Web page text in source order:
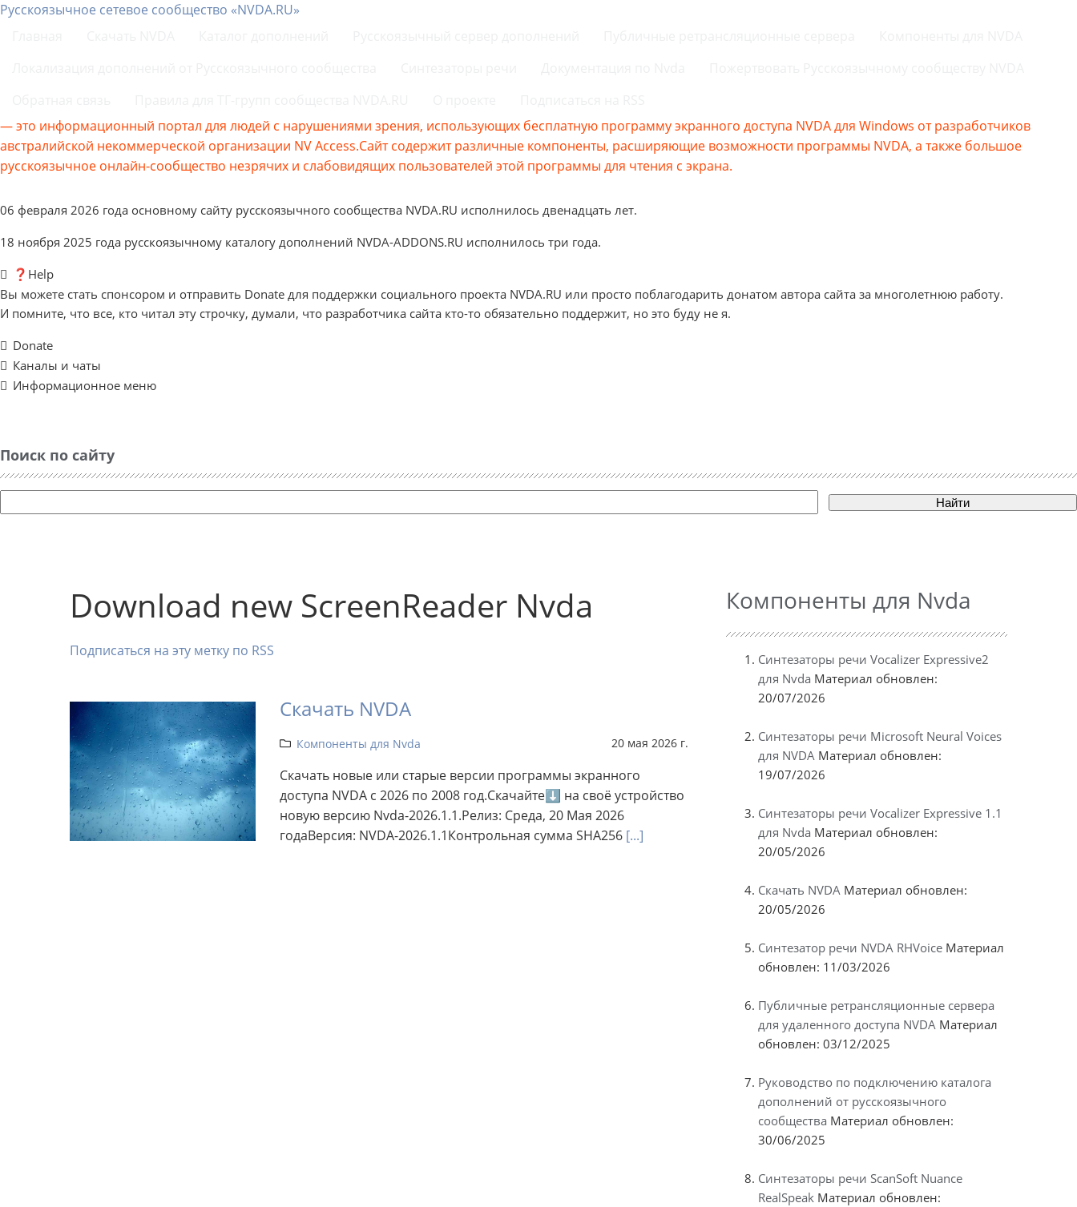
Русскоязычное сетевое сообщество «NVDA.RU»
— это информационный портал для людей с нарушениями зрения, использующих бесплатную программу экранного доступа NVDA для Windows от разработчиков
австралийской некоммерческой организации NV Access.Сайт содержит различные компоненты, расширяющие возможности программы NVDA, а также большое
русскоязычное онлайн-сообщество незрячих и слабовидящих пользователей этой программы для чтения с экрана.
06 февраля 2026 года основному сайту русскоязычного сообщества NVDA.RU исполнилось двенадцать лет.
18 ноября 2025 года русскоязычному каталогу дополнений NVDA-ADDONS.RU исполнилось три года.
❓Help
Вы можете стать спонсором и отправить Donate для поддержки социального проекта NVDA.RU или просто поблагодарить донатом автора сайта за многолетнюю работу.
И помните, что все, кто читал эту строчку, думали, что разработчика сайта кто-то обязательно поддержит, но это буду не я.
Donate
Каналы и чаты
Информационное меню
Поиск по сайту
Найти
Download new ScreenReader Nvda
Подписаться на эту метку по RSS
Скачать NVDA
Компоненты для Nvda 20 мая 2026 г.
Скачать новые или старые версии программы экранного
доступа NVDA с 2026 по 2008 год.Скачайте⬇ на своё устройство
новую версию Nvda-2026.1.1.Релиз: Среда, 20 Мая 2026
годаВерсия: NVDA-2026.1.1Контрольная сумма SHA256 [...]
Компоненты для Nvda
Синтезаторы речи Vocalizer Expressive2
для Nvda Материал обновлен:
20/07/2026
Синтезаторы речи Microsoft Neural Voices
для NVDA Материал обновлен:
19/07/2026
Синтезаторы речи Vocalizer Expressive 1.1
для Nvda Материал обновлен:
20/05/2026
Скачать NVDA Материал обновлен:
20/05/2026
Синтезатор речи NVDA RHVoice Материал
обновлен: 11/03/2026
Публичные ретрансляционные сервера
для удаленного доступа NVDA Материал
обновлен: 03/12/2025
Руководство по подключению каталога
дополнений от русскоязычного
сообщества Материал обновлен:
30/06/2025
Синтезаторы речи ScanSoft Nuance
RealSpeak Материал обновлен: